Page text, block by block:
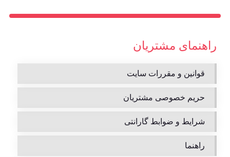
راهنمای مشتریان
قوانین و مقررات سایت
حریم خصوصی مشتریان
شرایط و ضوابط گارانتی
راهنما